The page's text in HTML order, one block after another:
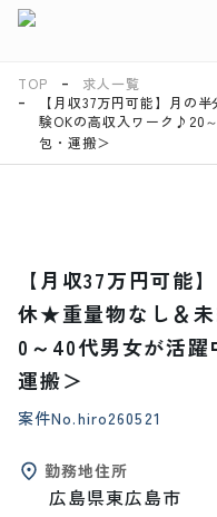
TOP
求人一覧
【月収37万円可能】月の
験OKの高収入ワーク♪20
包・運搬＞
【月収37万円可能
休★重量物なし＆
0～40代男女が活躍
運搬＞
案件No.hiro260521
勤務地住所
広島県東広島市